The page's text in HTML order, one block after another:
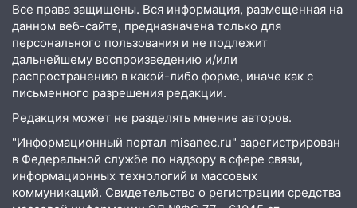
больницей
16:06 18-летняя девушка без прав
перевернулась на мопеде и попала в
больницу
15:59
Ульяновец отдал более 14
миллионов рублей за криминальное
покровительство
15:32 На «кольце» кроссовер сбил 18-
летнего мопедиста
Все права защищены. Вся информация, размещенная на
данном веб-сайте, предназначена только для
персонального пользования и не подлежит
дальнейшему воспроизведению и/или
распространению в какой-либо форме, иначе как с
письменного разрешения редакции.
Редакция может не разделять мнение авторов.
"Информационный портал misanec.ru" зарегистрирован
в Федеральной службе по надзору в сфере связи,
информационных технологий и массовых
коммуникаций. Свидетельство о регистрации средства